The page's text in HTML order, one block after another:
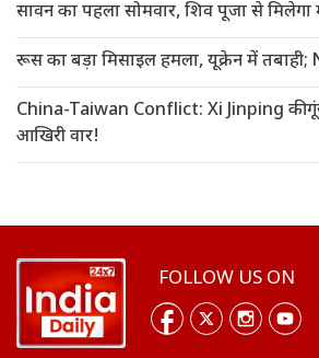
सावन का पहला सोमवार, शिव पूजा से
रूस का बड़ा मिसाइल हमला, यूक्रेन में तबाही;
China-Taiwan Conflict: Xi Jinping की
आखिरी वार!
FOLLOW US ON